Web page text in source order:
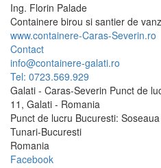
Ing. Florin Palade
Containere birou si santier de
www.containere-Caras-Severin.ro
Contact
info@containere-galati.ro
Tel: 0723.569.929
Galati - Caras-Severin Punct de
11, Galati - Romania
Punct de lucru Bucuresti:
Tunari-Bucuresti
Romania
Facebook